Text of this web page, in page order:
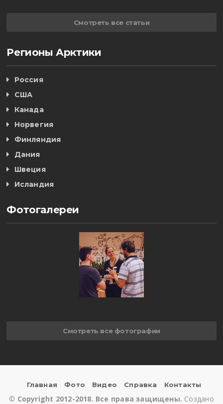
Смотреть все статьи
Регионы Арктики
Россия
США
Канада
Норвегия
Финляндия
Дания
Швеция
Исландия
Фотогалереи
Смотреть все фотографии
Главная Фото Видео Справка Контакты
© Copyright 2012-2018. Все права защищены. Создано